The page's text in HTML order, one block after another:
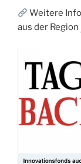
Weitere
aus der Region